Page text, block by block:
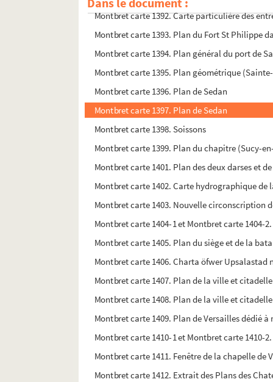
Montbret carte 1392. Carte particulière des
Montbret carte 1393. Plan du Fort St Philippe
Montbret carte 1394. Plan général du port de
Montbret carte 1395. Plan géométrique
Montbret carte 1396. Plan de Sedan
Montbret carte 1397. Plan de Sedan
Montbret carte 1398. Soissons
Montbret carte 1399. Plan du chapitre (Sucy-
Montbret carte 1401. Plan des deux darses et
Montbret carte 1402. Carte hydrographique de
Montbret carte 1403. Nouvelle circonscription
Montbret carte 1404-1 et Montbret carte 1404-
Montbret carte 1405. Plan du siège et de la
Montbret carte 1406. Charta öfwer Upsalastad
Montbret carte 1407. Plan de la ville et
Montbret carte 1408. Plan de la ville et
Montbret carte 1409. Plan de Versailles dédié
Montbret carte 1410-1 et Montbret carte 1410-
Montbret carte 1411. Fenêtre de la chapelle de
Montbret carte 1412. Extrait des Plans des